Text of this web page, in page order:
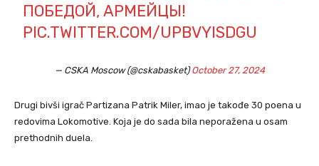
ПОБЕДОЙ, АРМЕЙЦЫ!
PIC.TWITTER.COM/UPBVYISDGU
— CSKA Moscow (@cskabasket)October 27, 2024
Drugi bivši igrač Partizana Patrik Miler, imao je takođe 30 poena u
redovima Lokomotive. Koja je do sada bila neporažena u osam
prethodnih duela.